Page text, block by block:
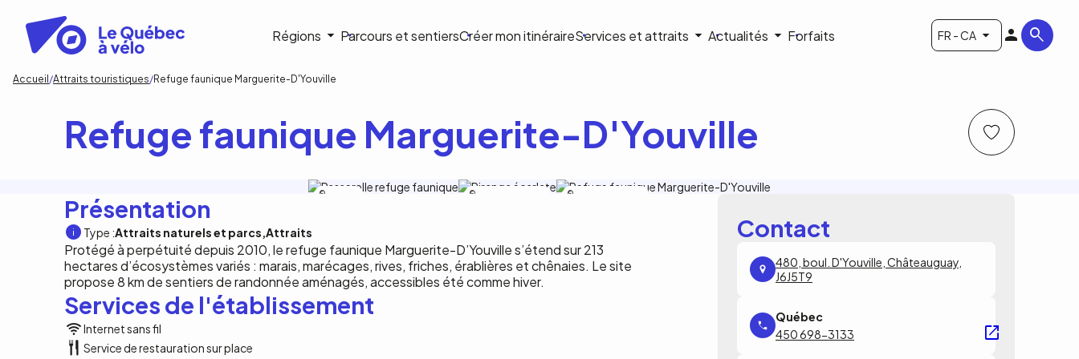
contenu
principal
Navigation
principale
Régions Parcours et sentiersCréer mon itinéraireServices et attraits Actualités Forfaits FR - CA
Fil
d'Ariane
Accueil Attraits touristiques Refuge faunique Marguerite-D'Youville
Refuge faunique Marguerite-D'Youville
Présentation
Type :Attraits naturels et parcs Attraits
Protégé à perpétuité depuis 2010, le refuge faunique Marguerite-D’Youville s’étend sur 213
hectares d’écosystèmes variés : marais, marécages, rives, friches, érablières et chênaies. Le site
propose 8 km de sentiers de randonnée aménagés, accessibles été comme hiver.
Contact
480, boul. D'Youville, Châteauguay,
J6J5T9
450 698-3133
Services de l'établissement
Internet sans fil
Service de restauration sur place